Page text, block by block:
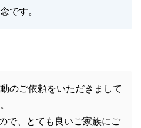
です。
のご依頼をいただきまして
で、とても良いご家族にご